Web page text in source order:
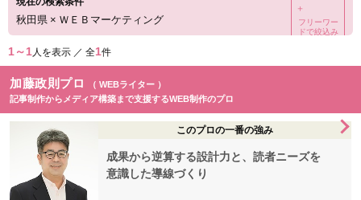
秋田県 × ＷＥＢマーケティング
＋
フリーワー
ドで絞込み
1～1人を表示 ／ 全1件
加藤政則プロ
（ WEBライター ）
記事制作からメディア構築まで支援するWEB制作のプロ
このプロの一番の強み
成果から逆算する設計力と、読者ニーズを
意識した導線づくり